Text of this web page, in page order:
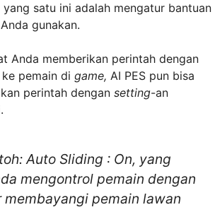
yang satu ini adalah mengatur bantuan
gunakan.
Anda memberikan perintah dengan
pemain di game, AI PES pun bisa
perintah dengan setting-an
Auto Sliding : On, yang
mengontrol pemain dengan
pemain lawan